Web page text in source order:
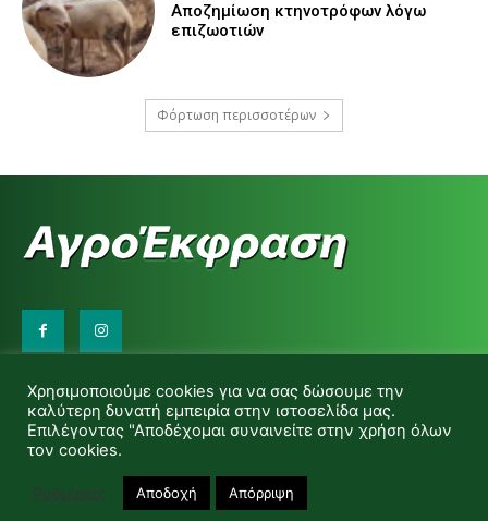
Αποζημίωση κτηνοτρόφων λόγω
επιζωοτιών
Φόρτωση περισσοτέρων
d.makas@yahoo.gr
info@agrofitro.gr
Μακάς Ντίνος
Χρησιμοποιούμε cookies για να σας δώσουμε την
καλύτερη δυνατή εμπειρία στην ιστοσελίδα μας.
Επιλέγοντας "Αποδέχομαι συναινείτε στην χρήση όλων
τον cookies.
Ρυθμίσεις Αποδοχή Απόρριψη